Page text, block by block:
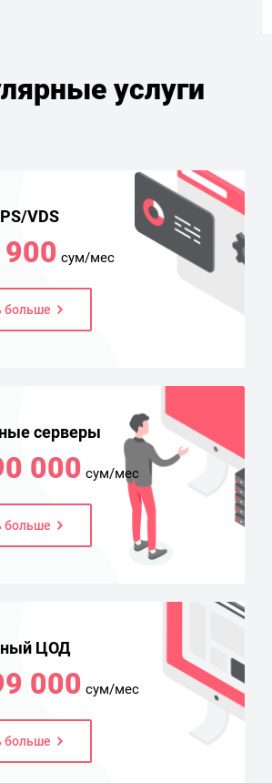
услуги
VDS
сум/мес
больше
серверы
000 сум/мес
больше
ЦОД
000 сум/мес
больше